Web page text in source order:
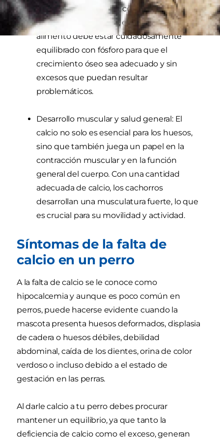
problemas articulares, como la displasia de
cadera. Por esta razón, el calcio en el
alimento debe estar cuidadosamente
equilibrado con fósforo para que el
crecimiento óseo sea adecuado y sin
excesos que puedan resultar
problemáticos.
Desarrollo muscular y salud general: El
calcio no solo es esencial para los huesos,
sino que también juega un papel en la
contracción muscular y en la función
general del cuerpo. Con una cantidad
adecuada de calcio, los cachorros
desarrollan una musculatura fuerte, lo que
es crucial para su movilidad y actividad.
Síntomas de la falta de
calcio en un perro
A la falta de calcio se le conoce como
hipocalcemia y aunque es poco común en
perros, puede hacerse evidente cuando la
mascota presenta huesos deformados, displasia
de cadera o huesos débiles, debilidad
abdominal, caída de los dientes, orina de color
verdoso o incluso debido a el estado de
gestación en las perras.
Al darle calcio a tu perro debes procurar
mantener un equilibrio, ya que tanto la
deficiencia de calcio como el exceso, generan